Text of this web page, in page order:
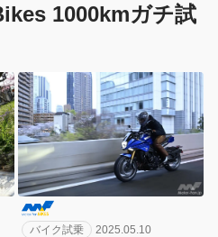
1000kmガチ試
バイク試乗 2025.05.10